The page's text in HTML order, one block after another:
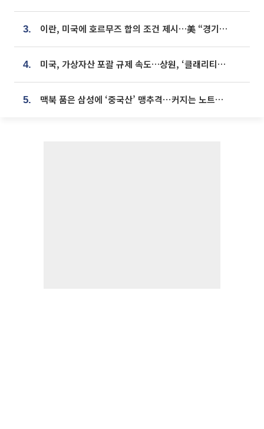
3. 이란, 미국에 호르무즈 합의 조건 제시…美 “경기 아직 안 끝나” [종합]
4. 미국, 가상자산 포괄 규제 속도…상원, ‘클래리티법’ 9월 절차투표 추진
5. 맥북 품은 삼성에 ‘중국산’ 맹추격⋯커지는 노트북 OLED 시장